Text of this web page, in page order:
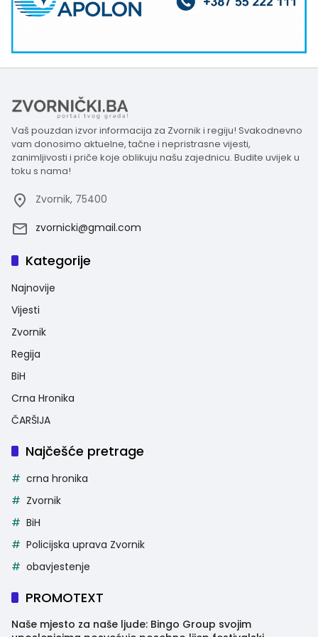
Vaš pouzdan izvor informacija za Zvornik i regiju! Svakodnevno
vam donosimo aktuelne, tačne i nepristrasne vijesti,
zanimljivosti i priče koje oblikuju našu zajednicu. Budite uvijek u
toku s nama!
Zvornik, 75400
zvornicki@gmail.com
Kategorije
Najnovije
Vijesti
Zvornik
Regija
BiH
Crna Hronika
ČARŠIJA
Najčešće pretrage
crna hronika
Zvornik
BiH
Policijska uprava Zvornik
obavjestenje
PROMOTEXT
Naše mjesto za naše ljude: Bingo Group svojim